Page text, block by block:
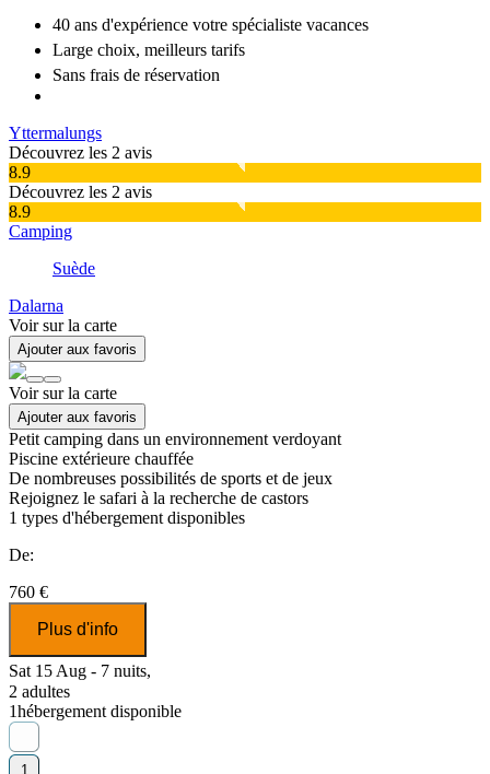
40 ans d'expérience votre spécialiste vacances
Large choix, meilleurs tarifs
Sans frais de réservation
Yttermalungs
Découvrez les 2 avis
8.9
Découvrez les 2 avis
8.9
Camping
Suède
Dalarna
Voir sur la carte
Ajouter aux favoris
Voir sur la carte
Ajouter aux favoris
Petit camping dans un environnement verdoyant
Piscine extérieure chauffée
De nombreuses possibilités de sports et de jeux
Rejoignez le safari à la recherche de castors
1 types d'hébergement disponibles
De:
760 €
Plus d'info
Sat 15 Aug - 7 nuits,
2 adultes
1hébergement disponible
1